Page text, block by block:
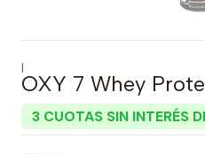
|
OXY 7 Whey
3 CUOTAS SIN INTERÉS